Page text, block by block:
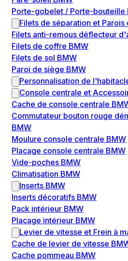
Porte-gobelet / Porte-bouteille
Filets de séparation et Parois
Filets anti-remous déflecteur
Filets de coffre BMW
Filets de sol BMW
Paroi de siège BMW
Personnalisation de
Console centrale et
Cache de console centrale
Commutateur bouton rouge
BMW
Moulure console centrale BMW
Placage console centrale BMW
Vide-poches BMW
Climatisation BMW
Inserts BMW
Inserts décoratifs BMW
Pack intérieur BMW
Placage intérieur BMW
Levier de vitesse et Frein à
Cache de levier de vitesse
Cache pommeau BMW